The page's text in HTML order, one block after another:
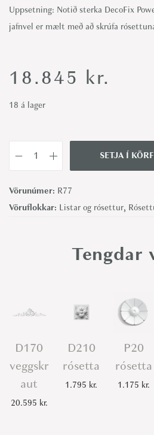
18.845 kr.
Uppsetning: Notið sterka DecoFix
jafnvel er mælt með að skrúfa
18 á lager
7
r
a
u
a
n
t
SETJA Í
Vörunúmer: R77
Vöruflokkar: Listar og rósettur,
Tengdar
D170
veggskr
aut
20.595 kr.
D210
rósetta
1.795 kr.
P20
rósetta
1.175 kr.